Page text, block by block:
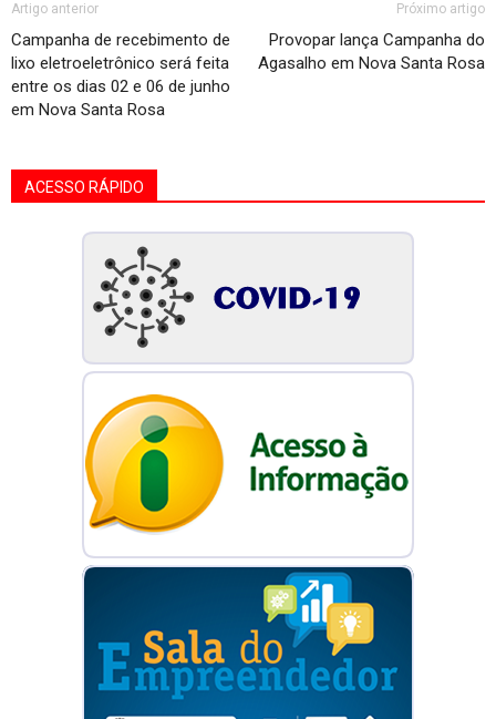
Artigo anterior
Campanha de recebimento de
lixo eletroeletrônico será feita
entre os dias 02 e 06 de junho
em Nova Santa Rosa
Próximo artigo
Provopar lança Campanha do
Agasalho em Nova Santa Rosa
ACESSO RÁPIDO